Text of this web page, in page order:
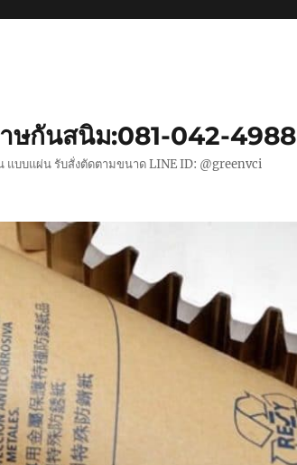
ษกันสนิม:081-042-4988
บบแผ่น รับสั่งตัดตามขนาด LINE ID: @greenvci